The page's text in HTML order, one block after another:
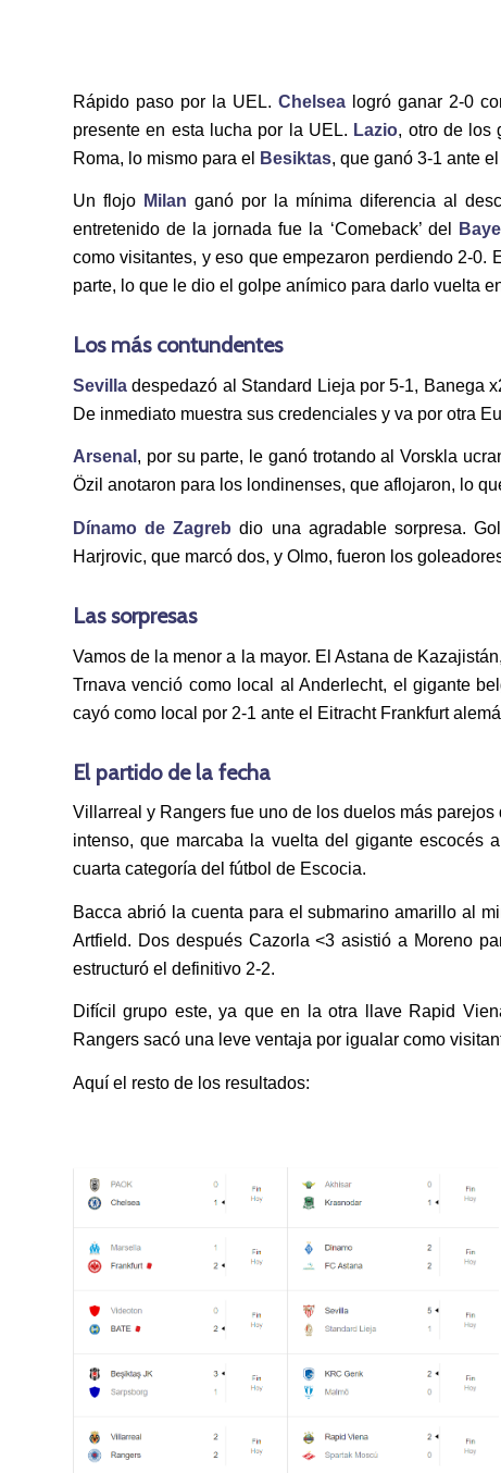
Rápido paso por la UEL. Chelsealogró ganar 2-0
presente en esta lucha por la UEL. Lazio, otro de los
Roma, lo mismo para el
Besiktas, que ganó 3-1 ante
Un flojo Milan ganó por la mínima diferencia al
entretenido de la jornada fue la ‘Comeback’ del
como visitantes, y eso que empezaron perdiendo 2-0.
parte, lo que le dio el golpe anímico para darlo vuelta
Los más contundentes
Sevilla despedazó al Standard Lieja por 5-1, Banega
De inmediato muestra sus credenciales y va por otra
Arsenal , por su parte, le ganó trotando al Vorskla
Özil anotaron para los londinenses, que aflojaron, lo
Dínamo de Zagreb dio una agradable sorpresa.
Harjrovic, que marcó dos, y Olmo, fueron los
Las sorpresas
Vamos de la menor a la mayor. El Astana de
Trnava venció como local al Anderlecht, el gigante
cayó como local por 2-1 ante el Eitracht Frankfurt
El partido de la fecha
Villarreal y Rangers fue uno de los duelos más
intenso, que marcaba la vuelta del gigante escocés
cuarta categoría del fútbol de Escocia.
Bacca abrió la cuenta para el submarino amarillo al
Artfield. Dos después Cazorla <3 asistió a Moreno
estructuró el definitivo 2-2.
Difícil grupo este, ya que en la otra llave Rapid
Rangers sacó una leve ventaja por igualar como
Aquí el resto de los resultados: